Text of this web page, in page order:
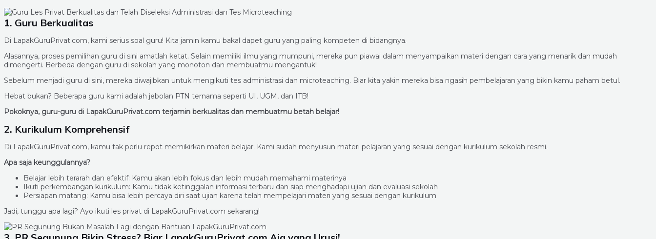
1. Guru Berkualitas
Di LapakGuruPrivat.com, kami serius soal guru! Kita jamin kamu bakal dapet guru yang paling kompeten di bidangnya.
Alasannya, proses pemilihan guru di sini amatlah ketat. Selain memiliki ilmu yang mumpuni, mereka pun piawai dalam menyampaikan materi dengan cara yang menarik dan mudah
dimengerti. Berbeda dengan guru di sekolah yang monoton dan membuatmu mengantuk!
Sebelum menjadi guru di sini, mereka diwajibkan untuk mengikuti tes administrasi dan microteaching. Biar kita yakin mereka bisa ngasih pembelajaran yang bikin kamu paham betul.
Hebat bukan? Beberapa guru kami adalah jebolan PTN ternama seperti UI, UGM, dan ITB!
Pokoknya, guru-guru di LapakGuruPrivat.com terjamin berkualitas dan membuatmu betah belajar!
2. Kurikulum Komprehensif
Di LapakGuruPrivat.com, kamu tak perlu repot memikirkan materi belajar. Kami sudah menyusun materi pelajaran yang sesuai dengan kurikulum sekolah resmi.
Apa saja keunggulannya?
Belajar lebih terarah dan efektif: Kamu akan lebih fokus dan lebih mudah memahami materinya
Ikuti perkembangan kurikulum: Kamu tidak ketinggalan informasi terbaru dan siap menghadapi ujian dan evaluasi sekolah
Persiapan matang: Kamu bisa lebih percaya diri saat ujian karena telah mempelajari materi yang sesuai dengan kurikulum
Jadi, tunggu apa lagi? Ayo ikuti les privat di LapakGuruPrivat.com sekarang!